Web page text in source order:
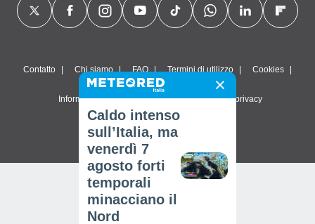
Contatto Chi siamo FAQ Termini di utilizzo Cookies
Informativa sulla privacy Impostazioni sulla privacy
© 2026 Meteored. Tutti i diritti riservati
Caldo intenso
sull’Italia, ma
venerdì 7
agosto forti
temporali
minacciano il
Nord